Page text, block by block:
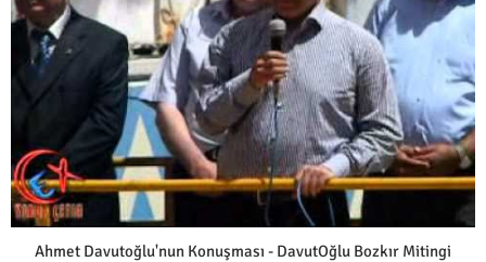
Ahmet Davutoğlu'nun Konuşması - DavutOğlu Bozkır Mitingi